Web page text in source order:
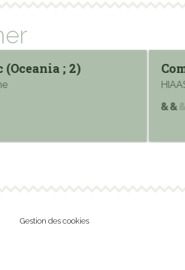
; 2)
Gestion des cookies